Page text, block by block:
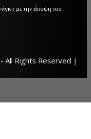
με την άποψη του
All Rights Reserved |